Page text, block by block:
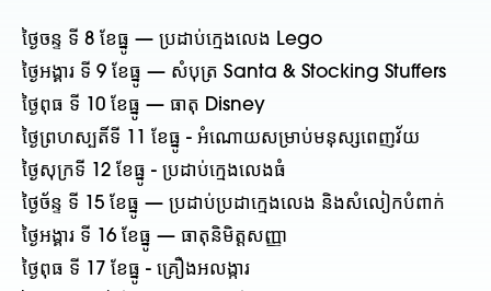
ថ្ងៃចន្ទ ទី 8 ខែធ្នូ — ប្រដាប់ក្មេងលេង Lego
ថ្ងៃអង្គារ ទី 9 ខែធ្នូ — សំបុត្រ Santa & Stocking Stuffers
ថ្ងៃពុធ ទី 10 ខែធ្នូ — ធាតុ Disney
ថ្ងៃព្រហស្បតិ៍ទី 11 ខែធ្នូ - អំណោយសម្រាប់មនុស្សពេញវ័យ
ថ្ងៃសុក្រទី 12 ខែធ្នូ - ប្រដាប់ក្មេងលេងធំ
ថ្ងៃច័ន្ទ ទី 15 ខែធ្នូ — ប្រដាប់ប្រដាក្មេងលេង និងសំលៀកបំពាក់
ថ្ងៃអង្គារ ទី 16 ខែធ្នូ — ធាតុនិមិត្តសញ្ញា
ថ្ងៃពុធ ទី 17 ខែធ្នូ - គ្រឿងអលង្ការ